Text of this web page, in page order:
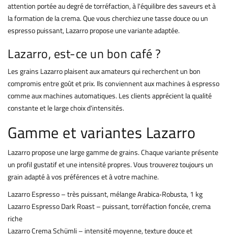
attention portée au degré de torréfaction, à l'équilibre des saveurs et à
la formation de la crema. Que vous cherchiez une tasse douce ou un
espresso puissant, Lazarro propose une variante adaptée.
Lazarro, est-ce un bon café ?
Les grains Lazarro plaisent aux amateurs qui recherchent un bon
compromis entre goût et prix. Ils conviennent aux machines à espresso
comme aux machines automatiques. Les clients apprécient la qualité
constante et le large choix d'intensités.
Gamme et variantes Lazarro
Lazarro propose une large gamme de grains. Chaque variante présente
un profil gustatif et une intensité propres. Vous trouverez toujours un
grain adapté à vos préférences et à votre machine.
Lazarro Espresso – très puissant, mélange Arabica‑Robusta, 1 kg
Lazarro Espresso Dark Roast – puissant, torréfaction foncée, crema
riche
Lazarro Crema Schümli – intensité moyenne, texture douce et